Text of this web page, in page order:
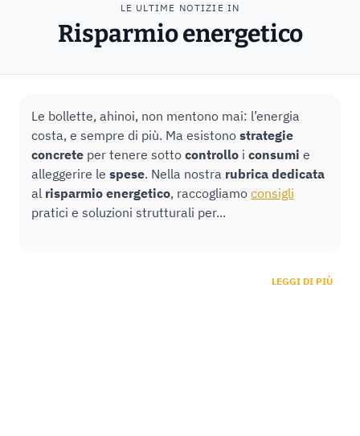
LE ULTIME NOTIZIE IN
Risparmio energetico
Le bollette, ahinoi, non mentono mai: l’energia
costa, e sempre di più. Ma esistono strategie
concrete per tenere sotto controllo i consumi e
alleggerire le spese. Nella nostra rubrica dedicata
al risparmio energetico, raccogliamo consigli
pratici e soluzioni strutturali per...
LEGGI DI PIÙ